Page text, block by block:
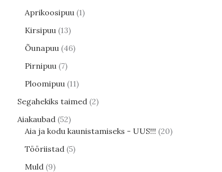
Aprikoosipuu 1
Kirsipuu 13
Õunapuu 46
Pirnipuu 7
Ploomipuu 11
Segahekiks taimed 2
Aiakaubad 52
Aia ja kodu kaunistamiseks - UUS!!! 20
Tööriistad 5
Muld 9